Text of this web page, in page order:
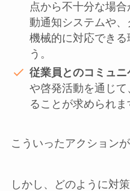
点から不十分な場
動通知システムや
機械的に対応できる
う。
従業員とのコミュニ
や啓発活動を通じ
ることが求められま
こういったアクション
しかし、どのように対